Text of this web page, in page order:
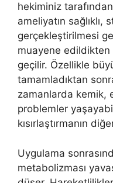
hekiminiz
ameliyatın sağlıklı,
gerçekleştirilmesi
muayene edildikten
geçilir. Özellikle
tamamladıktan
zamanlarda kemik,
problemler
kısırlaştırmanın
Uygulama
metabolizması